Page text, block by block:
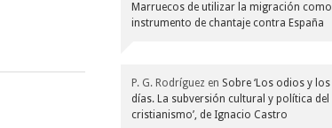
Marruecos de utilizar la migración como
instrumento de chantaje contra España
P. G. Rodríguez en Sobre ‘Los odios y los
días. La subversión cultural y política del
cristianismo’, de Ignacio Castro